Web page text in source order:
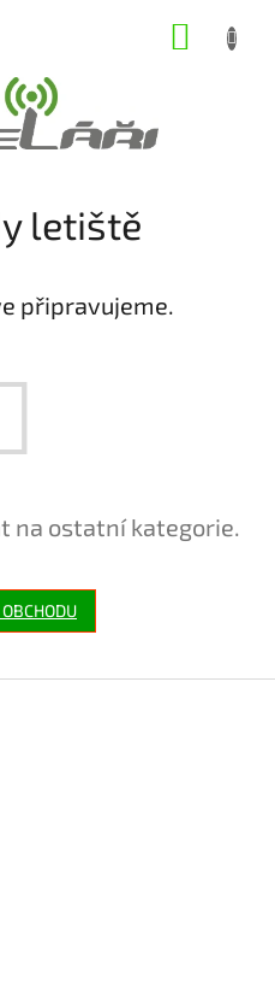
letiště
připravujeme.
na ostatní kategorie.